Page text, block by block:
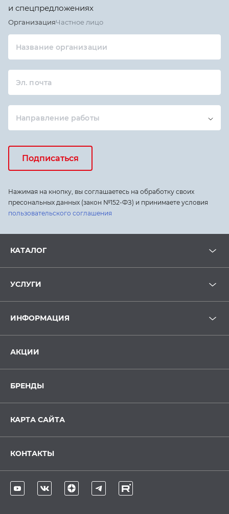
и спецпредложениях
ОрганизацияЧастное лицо
Название организации
Эл. почта
Направление работы
Подписаться
Нажимая на кнопку, вы соглашаетесь на обработку своих
пресональных данных (закон №152-ФЗ) и принимаете условия
пользовательского соглашения
КАТАЛОГ
УСЛУГИ
ИНФОРМАЦИЯ
АКЦИИ
БРЕНДЫ
КАРТА САЙТА
КОНТАКТЫ